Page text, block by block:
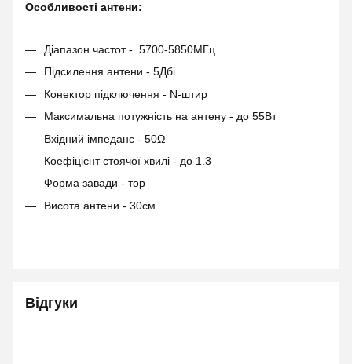
Особливості антени:
Діапазон частот - 5700-5850МГц
Підсилення антени - 5Дбі
Конектор підключення - N-штир
Максимальна потужність на антену - до 55Вт
Вхідний імпеданс - 50Ω
Коефіцієнт стоячої хвилі - до 1.3
Форма завади - тор
Висота антени - 30см
Відгуки